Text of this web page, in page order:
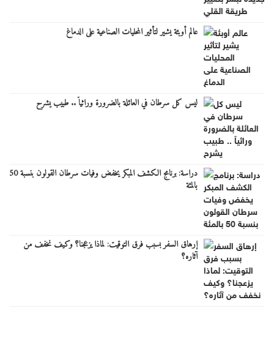
عالم أوبئة يشير لتأثير المحليات الصناعية على الدماغ
ليس كل سرطان في العائلة بالضرورة وراثياً .. طبيب يشرح
دراسة: برنامج الكشف المبكر يخفض وفيات سرطان القولون بنسبة 50
بالمئة
إرهاق السفر بسبب فرق التوقيت: لماذا يزعجنا؟ وكيف نخفف من
آثاره؟